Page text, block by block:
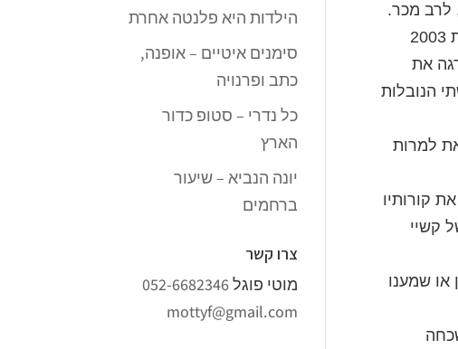
לרב מכר.
דניאל, יליד 1957, זכה בפרס הסיפור הקצר של עיתון 'הארץ' בשנת 2000, ונפטר בטרם עת בשנת 2003
את
הנובלות
למרות
קורותיו
קשיי
או שמענו
הילדות היא פלנטה אחרת
סימנים איטיים – אופנה,
כתב ופרנויה
כל נדרי – סטופ כדור
הארץ
יונה הנביא – שיעור
ברחמים
צרו קשר
מוטי פוגל052-6682346
mottyf@gmail.com